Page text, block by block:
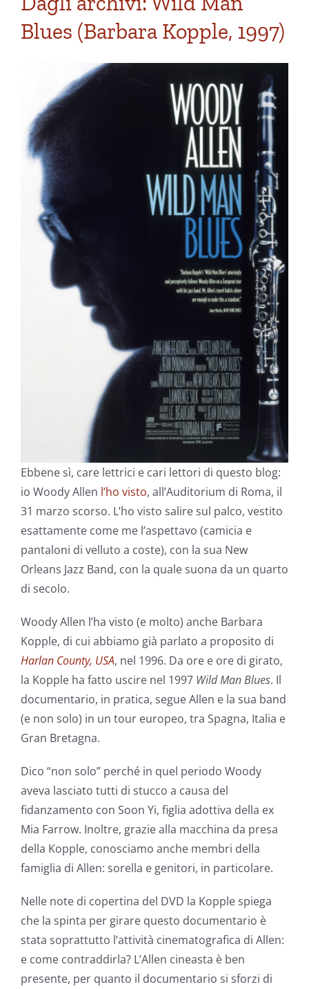
Blues (Barbara Kopple, 1997)
Ebbene sì, care lettrici e cari lettori di questo blog:
io Woody Allen l’ho visto, all’Auditorium di Roma, il
31 marzo scorso. L’ho visto salire sul palco, vestito
esattamente come me l’aspettavo (camicia e
pantaloni di velluto a coste), con la sua New
Orleans Jazz Band, con la quale suona da un quarto
di secolo.
Woody Allen l’ha visto (e molto) anche Barbara
Kopple, di cui abbiamo già parlato a proposito di
Harlan County, USA, nel 1996. Da ore e ore di girato,
la Kopple ha fatto uscire nel 1997 Wild Man Blues. Il
documentario, in pratica, segue Allen e la sua band
(e non solo) in un tour europeo, tra Spagna, Italia e
Gran Bretagna.
Dico “non solo” perché in quel periodo Woody
aveva lasciato tutti di stucco a causa del
fidanzamento con Soon Yi, figlia adottiva della ex
Mia Farrow. Inoltre, grazie alla macchina da presa
della Kopple, conosciamo anche membri della
famiglia di Allen: sorella e genitori, in particolare.
Nelle note di copertina del DVD la Kopple spiega
che la spinta per girare questo documentario è
stata soprattutto l’attività cinematografica di Allen:
e come contraddirla? L’Allen cineasta è ben
presente, per quanto il documentario si sforzi di